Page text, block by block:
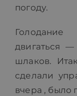
МАГАЗИН
FAQ
КОНТАКТ
погоду.
двигаться
шлаков.
сделали
вчера , было